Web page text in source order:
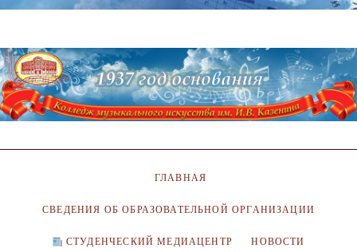
ГЛАВНАЯ
СВЕДЕНИЯ ОБ ОБРАЗОВАТЕЛЬНОЙ ОРГАНИЗАЦИИ
СТУДЕНЧЕСКИЙ МЕДИАЦЕНТР НОВОСТИ